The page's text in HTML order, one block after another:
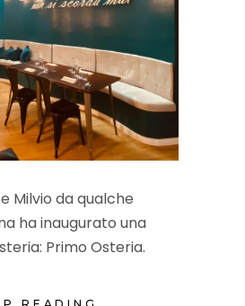
Milvio da qualche
ha inaugurato una
Primo Osteria.